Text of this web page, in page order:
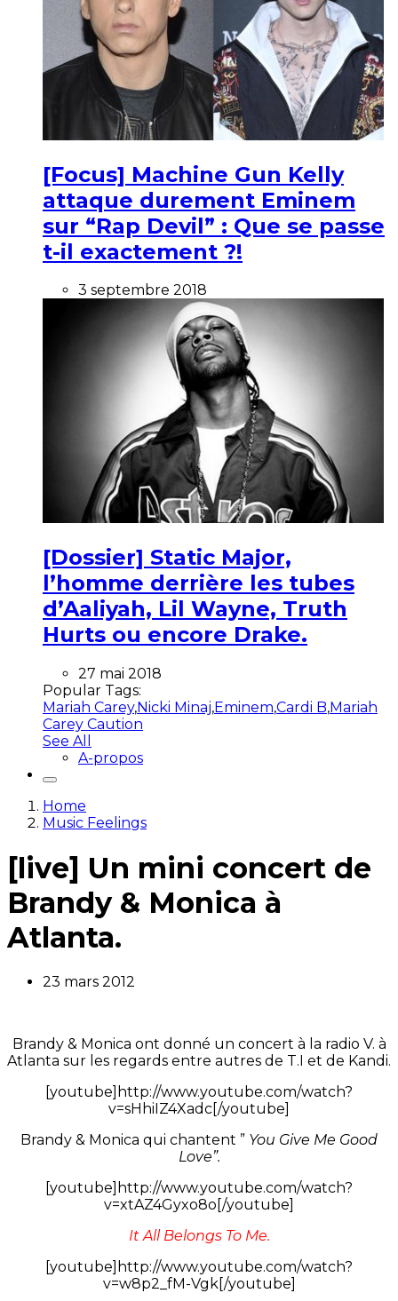
[Focus] Machine Gun Kelly
attaque durement Eminem
sur “Rap Devil” : Que se passe
t-il exactement ?!
3 septembre 2018
[Dossier] Static Major,
l’homme derrière les tubes
d’Aaliyah, Lil Wayne, Truth
Hurts ou encore Drake.
27 mai 2018
Popular Tags:
Mariah Carey,Nicki Minaj,Eminem,Cardi B,Mariah
Carey Caution
See All
A-propos
Home
Music Feelings
[live] Un mini concert de
Brandy & Monica à
Atlanta.
23 mars 2012
Brandy & Monica ont donné un concert à la radio V. à
Atlanta sur les regards entre autres de T.I et de Kandi.
[youtube]http://www.youtube.com/watch?
v=sHhiIZ4Xadc[/youtube]
Brandy & Monica qui chantent ” You Give Me Good
Love”.
[youtube]http://www.youtube.com/watch?
v=xtAZ4Gyxo8o[/youtube]
It All Belongs To Me.
[youtube]http://www.youtube.com/watch?
v=w8p2_fM-Vgk[/youtube]